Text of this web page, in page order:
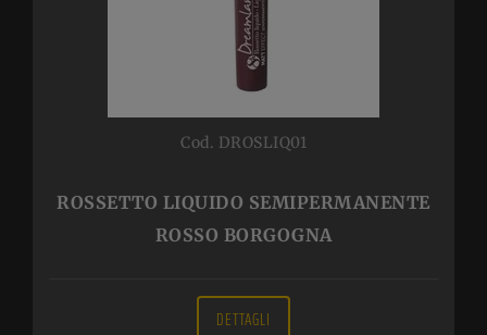
Cod. DROSLIQ01
ROSSETTO LIQUIDO SEMIPERMANENTE
ROSSO BORGOGNA
DETTAGLI